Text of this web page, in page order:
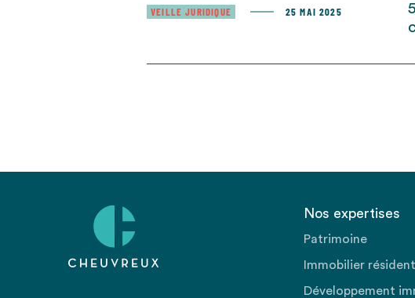
VEILLE JURIDIQUE 25 MAI 2025
Nos expertises
Patrimoine
Immobilier
Développement